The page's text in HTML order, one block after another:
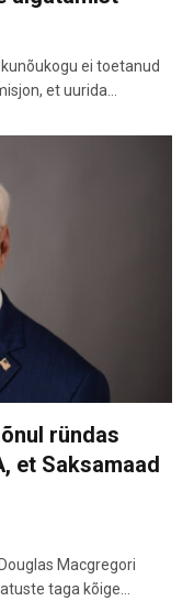
ei toetanud
et uurida…
ründas
et Saksamaad
Macgregori
taga kõige…